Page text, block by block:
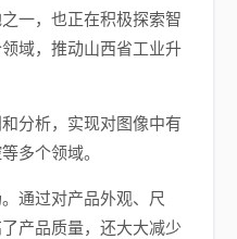
一，也正在积极探索智
域，推动山西省工业升
分析，实现对图像中有
多个领域。
通过对产品外观、尺
产品质量，还大大减少